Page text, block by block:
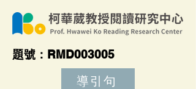
​題號：RMD003005
導引句